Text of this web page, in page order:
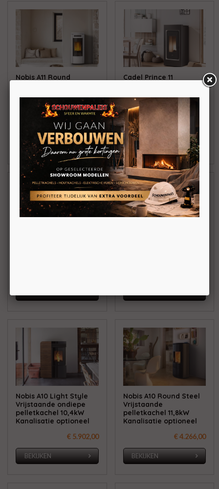
Nobis A11 Round
pelletkachel 11,8kW
Kanalisatie optioneel
€ 6.531,00
BEKIJKEN
Cadel Prince 11
BEKIJKEN
Nobis A10 Light Style
Vrijstaande ondiepe
pelletkachel 10,4kW
Kanalisatie optioneel
€ 5.902,00
BEKIJKEN
Nobis A10 Round Steel
Vrijstaande
pelletkachel 11,8kW
Kanalisatie optioneel
€ 4.266,00
BEKIJKEN